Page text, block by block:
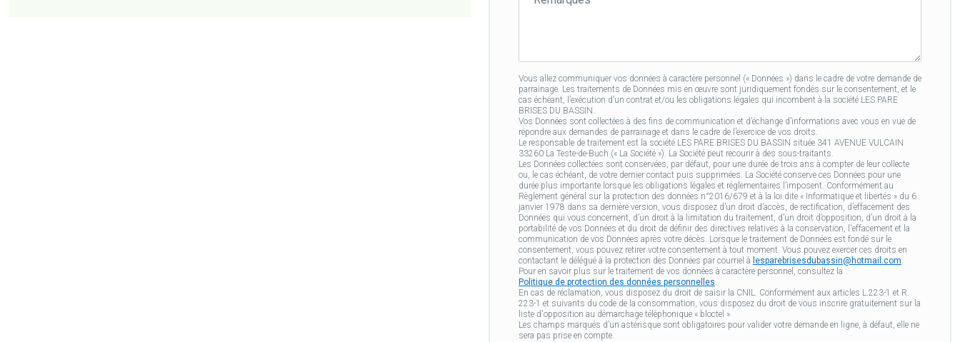
Vous allez communiquer vos données à caractère personnel (« Données ») dans le cadre de votre demande de
parrainage. Les traitements de Données mis en œuvre sont juridiquement fondés sur le consentement, et le
cas échéant, l’exécution d’un contrat et/ou les obligations légales qui incombent à la société LES PARE
BRISES DU BASSIN.
Vos Données sont collectées à des fins de communication et d’échange d’informations avec vous en vue de
répondre aux demandes de parrainage et dans le cadre de l’exercice de vos droits.
Le responsable de traitement est la société LES PARE BRISES DU BASSIN située 341 AVENUE VULCAIN
33260 La Teste-de-Buch (« La Société »). La Société peut recourir à des sous-traitants.
Les Données collectées sont conservées, par défaut, pour une durée de trois ans à compter de leur collecte
ou, le cas échéant, de votre dernier contact puis supprimées. La Société conserve ces Données pour une
durée plus importante lorsque les obligations légales et réglementaires l’imposent. Conformément au
Règlement général sur la protection des données n°2016/679 et à la loi dite « Informatique et libertés » du 6
janvier 1978 dans sa dernière version, vous disposez d’un droit d’accès, de rectification, d’effacement des
Données qui vous concernent, d’un droit à la limitation du traitement, d’un droit d’opposition, d’un droit à la
portabilité de vos Données et du droit de définir des directives relatives à la conservation, l'effacement et la
communication de vos Données après votre décès. Lorsque le traitement de Données est fondé sur le
consentement, vous pouvez retirer votre consentement à tout moment. Vous pouvez exercer ces droits en
contactant le délégué à la protection des Données par courriel à lesparebrisesdubassin@hotmail.com.
Pour en savoir plus sur le traitement de vos données à caractère personnel, consultez la
Politique de protection des données personnelles.
En cas de réclamation, vous disposez du droit de saisir la CNIL. Conformément aux articles L.223-1 et R.
223-1 et suivants du code de la consommation, vous disposez du droit de vous inscrire gratuitement sur la
liste d'opposition au démarchage téléphonique « bloctel »
Les champs marqués d’un astérisque sont obligatoires pour valider votre demande en ligne, à défaut, elle ne
sera pas prise en compte.